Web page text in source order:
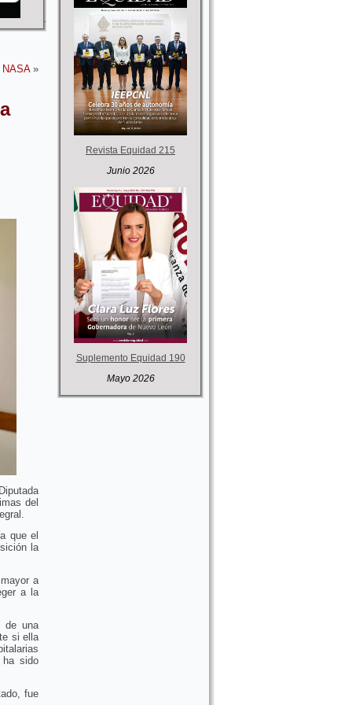
»
del
que el
la
a
a la
de una
si ella
ha sido
fue
Revista Equidad 215
Junio 2026
Suplemento Equidad 190
Mayo 2026